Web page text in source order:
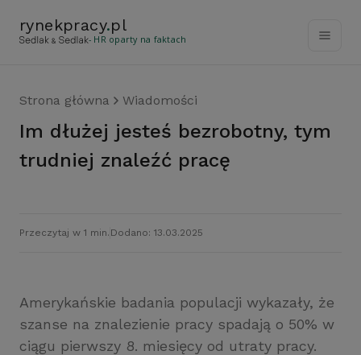
rynekpracy.pl
- HR oparty na faktach
Strona główna Wiadomości
Im dłużej jesteś bezrobotny, tym
trudniej znaleźć pracę
Przeczytaj w 1 min. Dodano: 13.03.2025
Amerykańskie badania populacji wykazały, że
szanse na znalezienie pracy spadają o 50% w
ciągu pierwszy 8. miesięcy od utraty pracy.